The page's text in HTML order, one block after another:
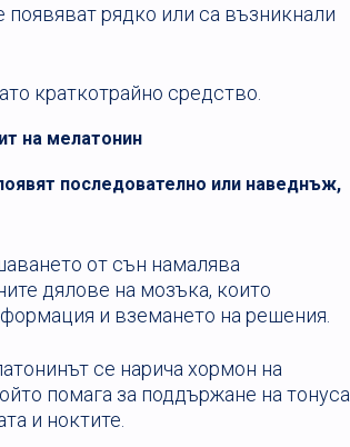
рядко или са възникнали
краткотрайно средство.
на мелатонин
последователно или наведнъж,
от сън намалява
дялове на мозъка, които
и вземането на решения.
се нарича хормон на
помага за поддържане на тонуса
и ноктите.